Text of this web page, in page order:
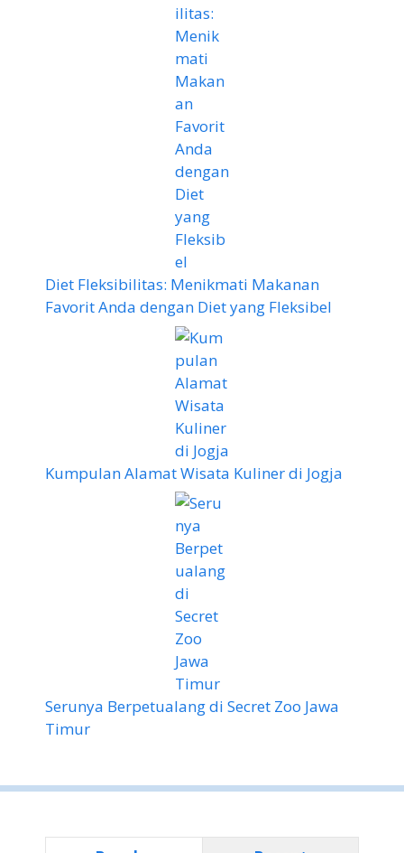
Diet Fleksibilitas: Menikmati Makanan
Favorit Anda dengan Diet yang Fleksibel
Kumpulan Alamat Wisata Kuliner di Jogja
Serunya Berpetualang di Secret Zoo Jawa
Timur